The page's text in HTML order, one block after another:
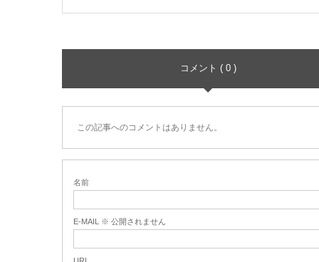
コメント ( 0 )
この記事へのコメントはありません。
名前
E-MAIL ※ 公開されません